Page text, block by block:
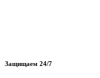
Защищаем 24/7